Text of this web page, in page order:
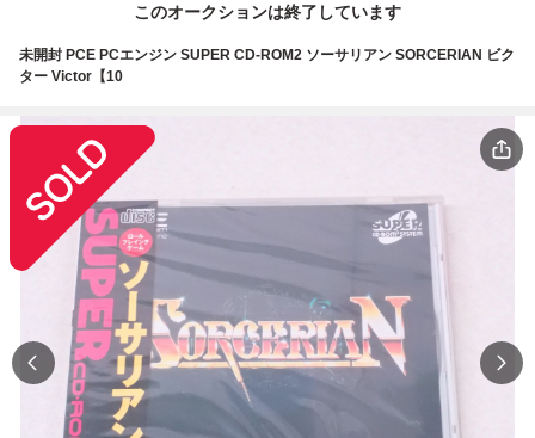
このオークションは終了しています
未開封 PCE PCエンジン SUPER CD-ROM2 ソーサリアン SORCERIAN ビク
ター Victor【10